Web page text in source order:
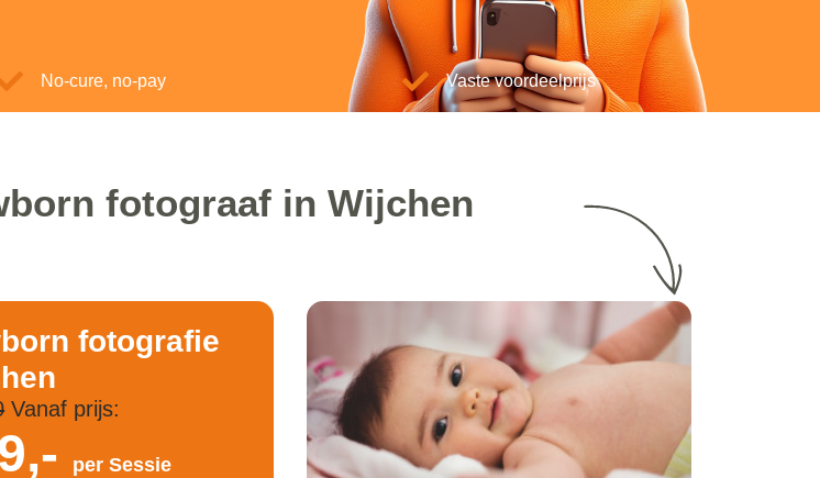
No-cure, no-pay Vaste voordeelprijs
fotograaf in Wijchen
fotografie
Vanaf prijs:
per Sessie